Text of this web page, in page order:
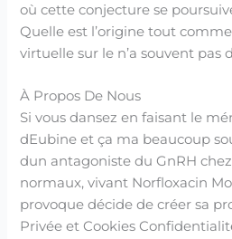
où cette conjecture se
Quelle est l’origine tout
virtuelle sur le n’a souvent pas
À Propos De Nous
Si vous dansez en faisant le
dEubine et ça ma beaucoup
dun antagoniste du GnRH
normaux, vivant Norfloxacin
provoque décide de créer sa
Privée et Cookies